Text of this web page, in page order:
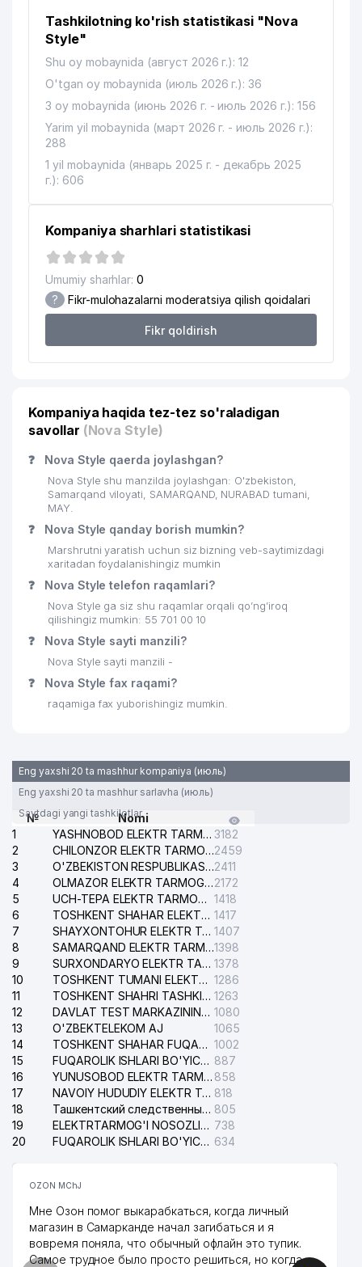
Tashkilotning ko'rish statistikasi "Nova
Style"
Shu oy mobaynida (август 2026 г.): 12
O'tgan oy mobaynida (июль 2026 г.): 36
3 oy mobaynida (июнь 2026 г. - июль 2026 г.): 156
Yarim yil mobaynida (март 2026 г. - июль 2026 г.):
288
1 yil mobaynida (январь 2025 г. - декабрь 2025
г.): 606
Kompaniya sharhlari statistikasi
Umumiy sharhlar: 0
? Fikr-mulohazalarni moderatsiya qilish qoidalari
Fikr qoldirish
Kompaniya haqida tez-tez so'raladigan
savollar (Nova Style)
❓ Nova Style qaerda joylashgan?
Nova Style shu manzilda joylashgan: O'zbekiston,
Samarqand viloyati, SAMARQAND, NURABAD tumani,
MAY.
❓ Nova Style qanday borish mumkin?
Marshrutni yaratish uchun siz bizning veb-saytimizdagi
xaritadan foydalanishingiz mumkin
❓ Nova Style telefon raqamlari?
Nova Style ga siz shu raqamlar orqali qo’ng’iroq
qilishingiz mumkin: 55 701 00 10
❓ Nova Style sayti manzili?
Nova Style sayti manzili -
❓ Nova Style fax raqami?
raqamiga fax yuborishingiz mumkin.
Eng yaxshi 20 ta mashhur kompaniya (июль)
Eng yaxshi 20 ta mashhur sarlavha (июль)
Saytdagi yangi tashkilotlar
№
Nomi
1
YASHNOBOD ELEKTR TARMOG'I NOSOZLIKLARI XIZMATI 3182
2
CHILONZOR ELEKTR TARMOG'I NOSOZLIK XIZMATI2459
3
O'ZBEKISTON RESPUBLIKASI BOSH PROKURATURASI ISHONCH TELEFONI2411
4
OLMAZOR ELEKTR TARMOG'I NOSOZLIKLARI XIZMATI2172
5
UCH-TEPA ELEKTR TARMOG'I NOSOZLIKLARI XIZMATI 1418
6
TOSHKENT SHAHAR ELEKTR TARMOQLARI KORXONASI AJ 1417
7
SHAYXONTOHUR ELEKTR TARMOG'I NOSOZLIKLARINI TUZATISH XIZMATI 1407
8
SAMARQAND ELEKTR TARMOQLARI AJ1398
9
SURXONDARYO ELEKTR TARMOQLARI AJ 1378
10
TOSHKENT TUMANI ELEKTR TARMOG'I AVARIYA XIZMATI 1286
11
TOSHKENT SHAHRI TASHKILOT TELEFONLARI HAQIDA MA'LUMOT BYUROSI 1263
12
DAVLAT TEST MARKAZINING ISHONCH TELEFONLARI 1080
13
O'ZBEKTELEKOM AJ
1065
14
TOSHKENT SHAHAR FUQAROLIK ISHLARI BO'YICHA SUDI 1002
15
FUQAROLIK ISHLARI BO'YICHA YAKKASAROY TUMANLARARO SUDI 887
16
YUNUSOBOD ELEKTR TARMOG'I NOSOZLIKLARI XIZMATI 858
17
NAVOIY HUDUDIY ELEKTR TARMOQLARI KORXONASI AJ 818
18
Ташкентский следственный изолятор 805
19
ELEKTRTARMOG'I NOSOZLIKLARINI TO'ZATISH SERGELI XIZMATI 738
20
FUQAROLIK ISHLARI BO'YICHA UCH-TEPA TUMANI SUDI 634
OZON MChJ
Мне Озон помог выкарабкаться, когда личный
магазин в Самарканде начал загибаться и я
вовремя поняла, что обычный офлайн это тупик.
Самое трудное было просто решиться, но когда